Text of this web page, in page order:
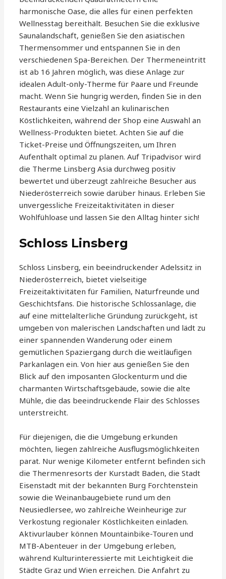
harmonische Oase, die alles für einen perfekten
Wellnesstag bereithält. Besuchen Sie die exklusive
Saunalandschaft, genießen Sie den asiatischen
Thermensommer und entspannen Sie in den
verschiedenen Spa-Bereichen. Der Thermeneintritt
ist ab 16 Jahren möglich, was diese Anlage zur
idealen Adult-only-Therme für Paare und Freunde
macht. Wenn Sie hungrig werden, finden Sie in den
Restaurants eine Vielzahl an kulinarischen
Köstlichkeiten, während der Shop eine Auswahl an
Wellness-Produkten bietet. Achten Sie auf die
Ticket-Preise und Öffnungszeiten, um Ihren
Aufenthalt optimal zu planen. Auf Tripadvisor wird
die Therme Linsberg Asia durchweg positiv
bewertet und überzeugt zahlreiche Besucher aus
Niederösterreich sowie darüber hinaus. Erleben Sie
unvergessliche Freizeitaktivitäten in dieser
Wohlfühloase und lassen Sie den Alltag hinter sich!
Schloss Linsberg
Schloss Linsberg, ein beeindruckender Adelssitz in
Niederösterreich, bietet vielseitige
Freizeitaktivitäten für Familien, Naturfreunde und
Geschichtsfans. Die historische Schlossanlage, die
auf eine mittelalterliche Gründung zurückgeht, ist
umgeben von malerischen Landschaften und lädt zu
einer spannenden Wanderung oder einem
gemütlichen Spaziergang durch die weitläufigen
Parkanlagen ein. Von hier aus genießen Sie den
Blick auf den imposanten Glockenturm und die
charmanten Wirtschaftsgebäude, sowie die alte
Mühle, die das beeindruckende Flair des Schlosses
unterstreicht.
Für diejenigen, die die Umgebung erkunden
möchten, liegen zahlreiche Ausflugsmöglichkeiten
parat. Nur wenige Kilometer entfernt befinden sich
die Thermenresorts der Kurstadt Baden, die Stadt
Eisenstadt mit der bekannten Burg Forchtenstein
sowie die Weinanbaugebiete rund um den
Neusiedlersee, wo zahlreiche Weinheurige zur
Verkostung regionaler Köstlichkeiten einladen.
Aktivurlauber können Mountainbike-Touren und
MTB-Abenteuer in der Umgebung erleben,
während Kulturinteressierte mit Leichtigkeit die
Städte Graz und Wien erreichen. Die Anfahrt zu